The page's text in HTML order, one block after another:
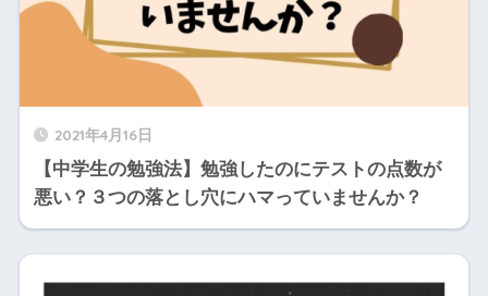
2021年4月16日
【中学生の勉強法】勉強したのにテストの点数が
悪い？３つの落とし穴にハマっていませんか？